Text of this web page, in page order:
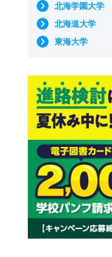
北海学園大学
北海道大学
東海大学